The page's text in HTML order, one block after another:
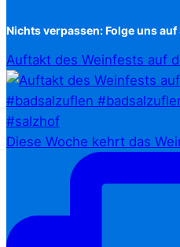
Nichts verpassen: Folge uns auf
Auftakt des Weinfests auf
Diese Woche kehrt das